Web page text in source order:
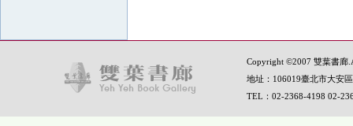
Copyright ©2007 雙葉書廊
地址：106019臺北市大安
TEL：02-2368-4198 02-